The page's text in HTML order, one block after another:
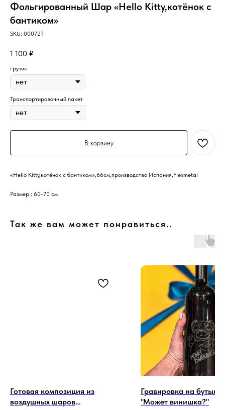
Фольгированный Шар «Hello Kitty,котёнок с
бантиком»
SKU: 000721
1 100 ₽
грузик
Транспортировочный пакет
В корзину
«Hello Kitty,котёнок с бантиком»,66см,производство Испания,Flexmetal
Размер.: 60-70 см
Так же вам может понравиться..
Готовая композиция из
воздушных шаров
Гравировка на бутылке
"Может винишка?"